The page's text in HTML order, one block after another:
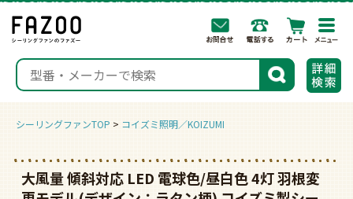
検索
シーリングファンTOP コイズミ照明／KOIZUMI
大風量 傾斜対応 LED 電球色/昼白色 4灯 羽根変